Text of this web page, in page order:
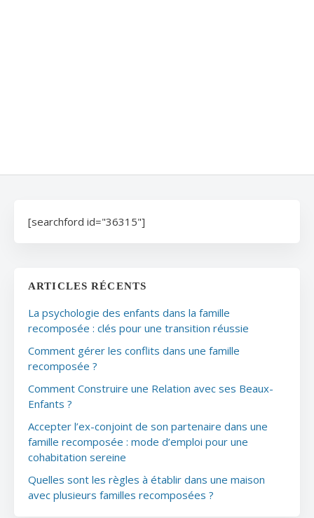
[searchford id="36315"]
ARTICLES RÉCENTS
La psychologie des enfants dans la famille
recomposée : clés pour une transition réussie
Comment gérer les conflits dans une famille
recomposée ?
Comment Construire une Relation avec ses Beaux-
Enfants ?
Accepter l’ex-conjoint de son partenaire dans une
famille recomposée : mode d’emploi pour une
cohabitation sereine
Quelles sont les règles à établir dans une maison
avec plusieurs familles recomposées ?